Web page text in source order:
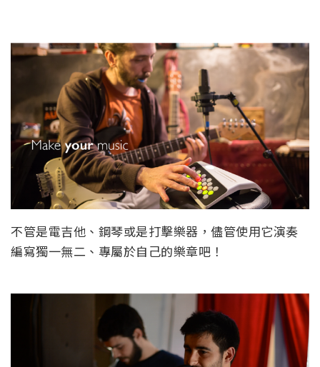
不管是電吉他、鋼琴或是打擊樂器，儘管使用它演奏
編寫獨一無二、專屬於自己的樂章吧！